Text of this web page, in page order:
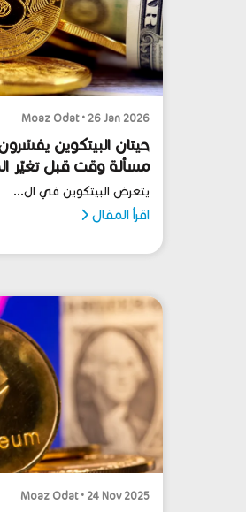
Moaz Odat • 26 Jan 2026
حيتان البيتكوين
مسألة وقت قبل تغيّر
يتعرض البيتكوين في ال...
اقرأ المقال
Moaz Odat • 24 Nov 2025